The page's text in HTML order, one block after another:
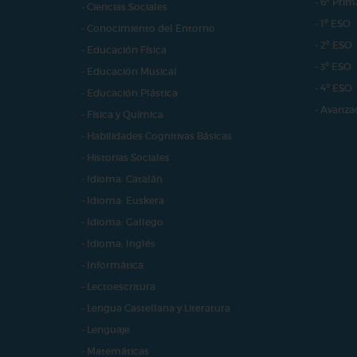
- Ciencias Sociales
- Conocimiento del Entorno
- Educación Física
- Educación Musical
- Educación Plástica
- Física y Química
- Habilidades Cognitivas Básicas
- Historias Sociales
- Idioma: Catalán
- Idioma: Euskera
- Idioma: Gallego
- Idioma: Inglés
- Informática
- Lectoescritura
- Lengua Castellana y Literatura
- Lenguaje
- Matemáticas
- 1º ESO
- 2º ESO
- 3º ESO
- 4º ESO
-